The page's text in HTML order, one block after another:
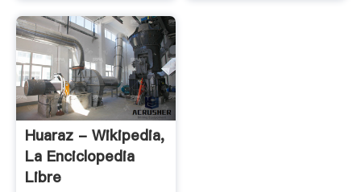
Huaraz - Wikipedia,
La Enciclopedia
Libre